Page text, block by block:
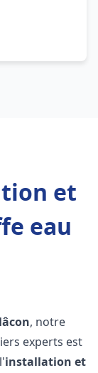
et
eau
, notre
experts est
installation et